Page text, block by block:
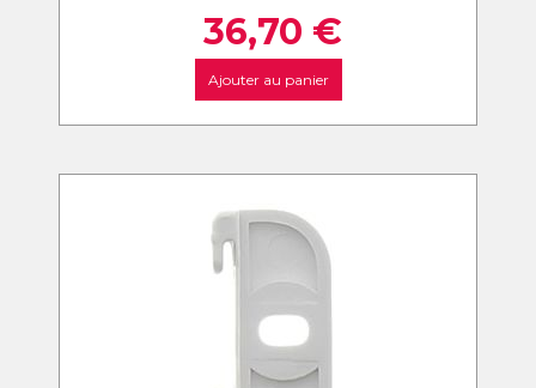
36,70 €
Ajouter au panier